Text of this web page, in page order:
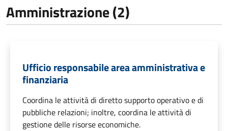
Amministrazione (2)
Ufficio responsabile area amministrativa e
finanziaria
Coordina le attività di diretto supporto operativo e di
pubbliche relazioni; inoltre, coordina le attività di
gestione delle risorse economiche.